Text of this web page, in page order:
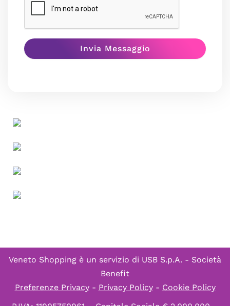
Veneto Shopping è un servizio di USB S.p.A. - Società
Benefit
Preferenze Privacy- Privacy Policy- Cookie Policy